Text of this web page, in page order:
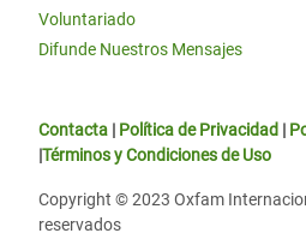
Voluntariado
Difunde Nuestros Mensajes
Contacta | Política de Privacidad |
|Términos y Condiciones de Uso
Copyright © 2023 Oxfam
reservados